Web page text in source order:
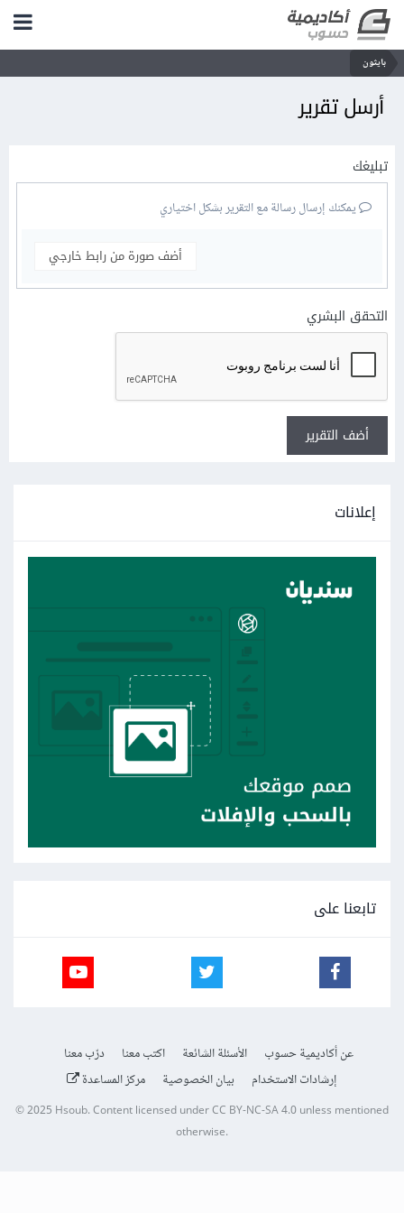
بايثون
أرسل تقرير
تبليغك
يمكنك إرسال رسالة مع التقرير بشكل اختياري
أضف صورة من رابط خارجي
التحقق البشري
أضف التقرير
إعلانات
تابعنا على
عن أكاديمية حسوب الأسئلة الشائعة اكتب معنا
درّب معنا
إرشادات الاستخدام
بيان الخصوصية مركز المساعدة
© 2025 Hsoub.Content licensed underCC BY-NC-SA 4.0unless mentioned
otherwise.